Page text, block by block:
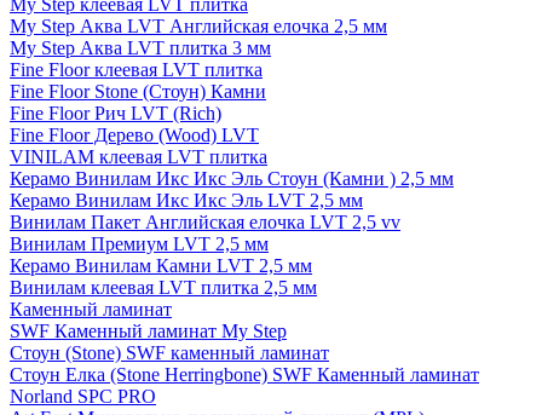
My Step клеевая LVT плитка
My Step Аква LVT Английская елочка 2,5 мм
My Step Аква LVT плитка 3 мм
Fine Floor клеевая LVT плитка
Fine Floor Stone (Стоун) Камни
Fine Floor Рич LVT (Rich)
Fine Floor Дерево (Wood) LVT
VINILAM клеевая LVT плитка
Керамо Винилам Икс Икс Эль Стоун (Камни ) 2,5 мм
Керамо Винилам Икс Икс Эль LVT 2,5 мм
Винилам Пакет Английская елочка LVT 2,5 vv
Винилам Премиум LVT 2,5 мм
Керамо Винилам Камни LVT 2,5 мм
Винилам клеевая LVT плитка 2,5 мм
Каменный ламинат
SWF Каменный ламинат My Step
Стоун (Stone) SWF каменный ламинат
Стоун Елка (Stone Herringbone) SWF Каменный ламинат
Norland SPC PRO